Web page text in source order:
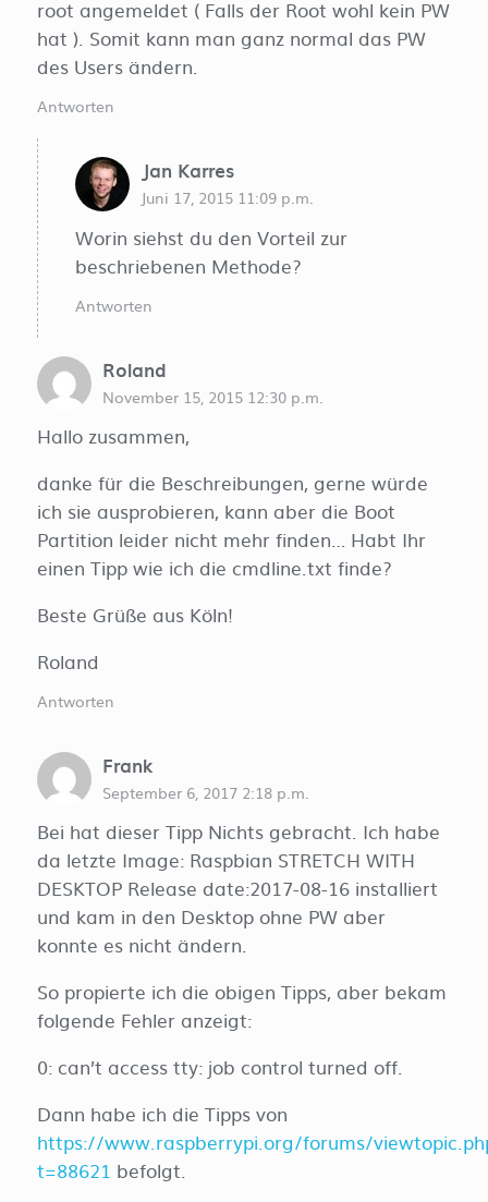
root angemeldet ( Falls der Root wohl kein PW
hat ). Somit kann man ganz normal das PW
des Users ändern.
Antworten
Jan Karres
Juni 17, 2015 11:09 p.m.
Worin siehst du den Vorteil zur
beschriebenen Methode?
Antworten
Roland
November 15, 2015 12:30 p.m.
Hallo zusammen,
danke für die Beschreibungen, gerne würde
ich sie ausprobieren, kann aber die Boot
Partition leider nicht mehr finden… Habt Ihr
einen Tipp wie ich die cmdline.txt finde?
Beste Grüße aus Köln!
Roland
Antworten
Frank
September 6, 2017 2:18 p.m.
Bei hat dieser Tipp Nichts gebracht. Ich habe
da letzte Image: Raspbian STRETCH WITH
DESKTOP Release date:2017-08-16 installiert
und kam in den Desktop ohne PW aber
konnte es nicht ändern.
So propierte ich die obigen Tipps, aber bekam
folgende Fehler anzeigt:
0: can’t access tty: job control turned off.
Dann habe ich die Tipps von
https://www.raspberrypi.org/forums/
t=88621 befolgt.